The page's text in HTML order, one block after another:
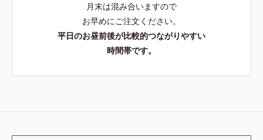
月末は混み合いますので
お早めにご注文ください。
平日のお昼前後が比較的つながりやすい
時間帯です。